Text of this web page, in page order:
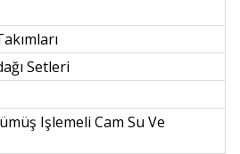
Setleri
Işlemeli Cam Su Ve